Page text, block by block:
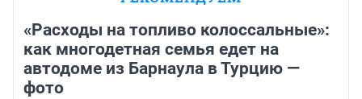
«Расходы на топливо колоссальные»:
как многодетная семья едет на
автодоме из Барнаула в Турцию —
фото